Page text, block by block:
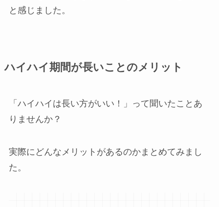
と感じました。
ハイハイ期間が長いことのメリット
「ハイハイは長い方がいい！」って聞いたことあ
りませんか？
実際にどんなメリットがあるのかまとめてみまし
た。